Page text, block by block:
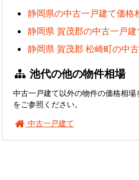
静岡県の中古一戸建て価格
静岡県 賀茂郡の中古一戸
静岡県 賀茂郡 松崎町の中
池代の他の物件相場
中古一戸建て以外の物件の価格相
をご参照ください。
中古一戸建て